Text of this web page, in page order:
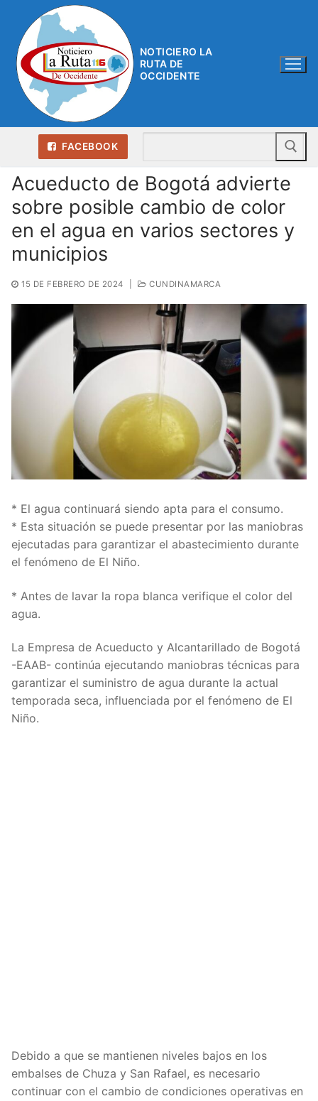
contenido
NOTICIERO LA
RUTA DE
OCCIDENTE
FACEBOOK
Acueducto de Bogotá advierte
sobre posible cambio de color
en el agua en varios sectores y
municipios
15 DE FEBRERO DE 2024 CUNDINAMARCA
* El agua continuará siendo apta para el consumo.
* Esta situación se puede presentar por las maniobras
ejecutadas para garantizar el abastecimiento durante
el fenómeno de El Niño.
* Antes de lavar la ropa blanca verifique el color del
agua.
La Empresa de Acueducto y Alcantarillado de Bogotá
-EAAB- continúa ejecutando maniobras técnicas para
garantizar el suministro de agua durante la actual
temporada seca, influenciada por el fenómeno de El
Niño.
Debido a que se mantienen niveles bajos en los
embalses de Chuza y San Rafael, es necesario
continuar con el cambio de condiciones operativas en